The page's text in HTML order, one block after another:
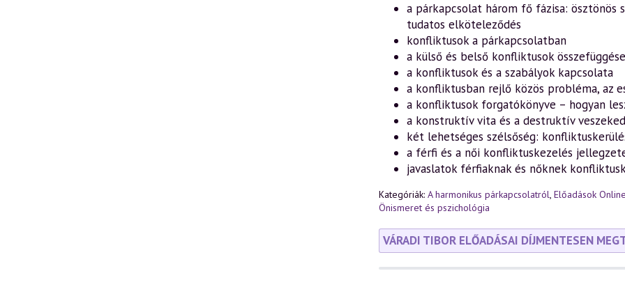
párkapcsolatról
(2013.04.19.)
mennyiség
a párkapcsolat három fő fázisa: ösztönös
tudatos elköteleződés
konfliktusok a párkapcsolatban
a külső és belső konfliktusok összefüggése
a konfliktusok és a szabályok kapcsolata
a konfliktusban rejlő közös probléma, az
a konfliktusok forgatókönyve – hogyan
a konstruktív vita és a destruktív
két lehetséges szélsőség:
a férfi és a női konfliktuskezelés
javaslatok férfiaknak és nőknek
Kategóriák: A harmonikus párkapcsolatról, Előadások
Önismeret és pszichológia
VÁRADI TIBOR ELŐADÁSAI DÍJMENTESEN